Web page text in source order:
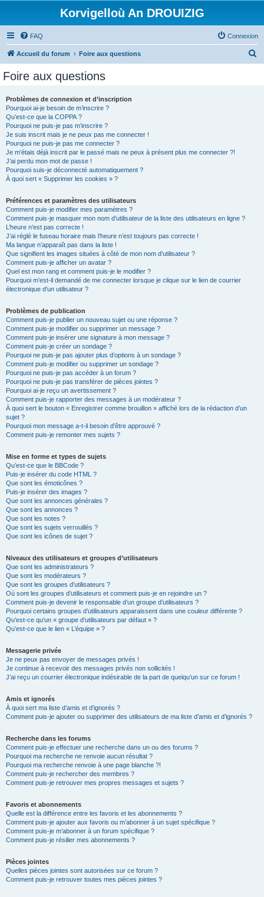
Korvigelloù An DROUIZIG
FAQ Connexion
Accueil du forum Foire aux questions
Foire aux questions
Problèmes de connexion et d’inscription
Pourquoi ai-je besoin de m’inscrire ?
Qu’est-ce que la COPPA ?
Pourquoi ne puis-je pas m’inscrire ?
Je suis inscrit mais je ne peux pas me connecter !
Pourquoi ne puis-je pas me connecter ?
Je m’étais déjà inscrit par le passé mais ne peux à présent plus me connecter ?!
J’ai perdu mon mot de passe !
Pourquoi suis-je déconnecté automatiquement ?
À quoi sert « Supprimer les cookies » ?
Préférences et paramètres des utilisateurs
Comment puis-je modifier mes paramètres ?
Comment puis-je masquer mon nom d’utilisateur de la liste des utilisateurs en ligne ?
L’heure n’est pas correcte !
J’ai réglé le fuseau horaire mais l’heure n’est toujours pas correcte !
Ma langue n’apparaît pas dans la liste !
Que signifient les images situées à côté de mon nom d’utilisateur ?
Comment puis-je afficher un avatar ?
Quel est mon rang et comment puis-je le modifier ?
Pourquoi m’est-il demandé de me connecter lorsque je clique sur le lien de courrier
électronique d’un utilisateur ?
Problèmes de publication
Comment puis-je publier un nouveau sujet ou une réponse ?
Comment puis-je modifier ou supprimer un message ?
Comment puis-je insérer une signature à mon message ?
Comment puis-je créer un sondage ?
Pourquoi ne puis-je pas ajouter plus d’options à un sondage ?
Comment puis-je modifier ou supprimer un sondage ?
Pourquoi ne puis-je pas accéder à un forum ?
Pourquoi ne puis-je pas transférer de pièces jointes ?
Pourquoi ai-je reçu un avertissement ?
Comment puis-je rapporter des messages à un modérateur ?
À quoi sert le bouton « Enregistrer comme brouillon » affiché lors de la rédaction d’un
sujet ?
Pourquoi mon message a-t-il besoin d’être approuvé ?
Comment puis-je remonter mes sujets ?
Mise en forme et types de sujets
Qu’est-ce que le BBCode ?
Puis-je insérer du code HTML ?
Que sont les émoticônes ?
Puis-je insérer des images ?
Que sont les annonces générales ?
Que sont les annonces ?
Que sont les notes ?
Que sont les sujets verrouillés ?
Que sont les icônes de sujet ?
Niveaux des utilisateurs et groupes d’utilisateurs
Que sont les administrateurs ?
Que sont les modérateurs ?
Que sont les groupes d’utilisateurs ?
Où sont les groupes d’utilisateurs et comment puis-je en rejoindre un ?
Comment puis-je devenir le responsable d’un groupe d’utilisateurs ?
Pourquoi certains groupes d’utilisateurs apparaissent dans une couleur différente ?
Qu’est-ce qu’un « groupe d’utilisateurs par défaut » ?
Qu’est-ce que le lien « L’équipe » ?
Messagerie privée
Je ne peux pas envoyer de messages privés !
Je continue à recevoir des messages privés non sollicités !
J’ai reçu un courrier électronique indésirable de la part de quelqu’un sur ce forum !
Amis et ignorés
À quoi sert ma liste d’amis et d’ignorés ?
Comment puis-je ajouter ou supprimer des utilisateurs de ma liste d’amis et d’ignorés ?
Recherche dans les forums
Comment puis-je effectuer une recherche dans un ou des forums ?
Pourquoi ma recherche ne renvoie aucun résultat ?
Pourquoi ma recherche renvoie à une page blanche ?!
Comment puis-je rechercher des membres ?
Comment puis-je retrouver mes propres messages et sujets ?
Favoris et abonnements
Quelle est la différence entre les favoris et les abonnements ?
Comment puis-je ajouter aux favoris ou m’abonner à un sujet spécifique ?
Comment puis-je m’abonner à un forum spécifique ?
Comment puis-je résilier mes abonnements ?
Pièces jointes
Quelles pièces jointes sont autorisées sur ce forum ?
Comment puis-je retrouver toutes mes pièces jointes ?